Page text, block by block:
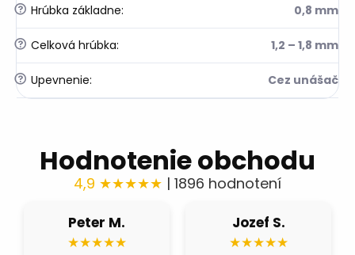
? Hrúbka základne: 0,8 mm
? Celková hrúbka: 1,2 – 1,8 mm
? Upevnenie: Cez unášač
Hodnotenie obchodu
4,9 ★★★★★ | 1896 hodnotení
Róbert H.
★★★★★
Fero B.
★★★★★